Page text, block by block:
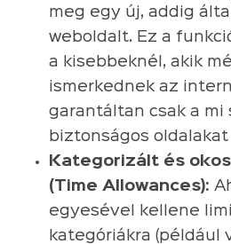
meg egy új, addig
weboldalt. Ez a
a kisebbeknél, akik
ismerkednek az
garantáltan csak a
biztonságos
Kategorizált és
(Time Allowances):
egyesével kellene
kategóriákra (például